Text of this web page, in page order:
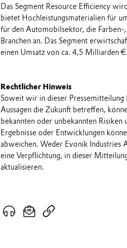
Das Segment Resource Efficiency
bietet Hochleistungsmaterialien für
für den Automobilsektor, die
Branchen an. Das Segment
einen Umsatz von ca. 4,5 Milliarden €.
Rechtlicher Hinweis
Soweit wir in dieser
Aussagen die Zukunft betreffen,
bekannten oder unbekannten Risiken
Ergebnisse oder Entwicklungen
abweichen. Weder Evonik Industries
eine Verpflichtung, in dieser
aktualisieren.